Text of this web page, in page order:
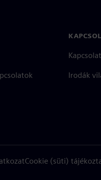
Kapcsolat
Irodák
Cookie (süti)